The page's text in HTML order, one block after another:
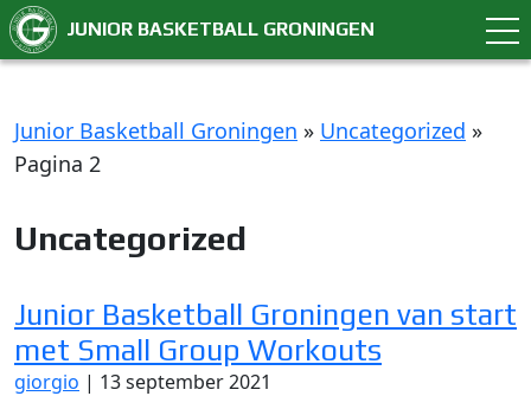
JUNIOR BASKETBALL GRONINGEN
Junior Basketball Groningen » Uncategorized »
Pagina 2
Uncategorized
Junior Basketball Groningen van start
met Small Group Workouts
giorgio | 13 september 2021